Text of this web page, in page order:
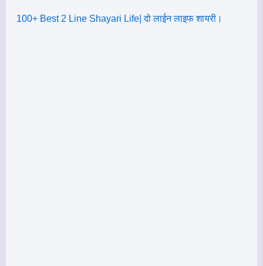
100+ Best 2 Line Shayari Life| दो लाईन लाइफ शायरी।